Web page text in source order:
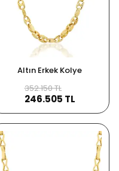
Altın Erkek Kolye
352.150 TL
246.505 TL